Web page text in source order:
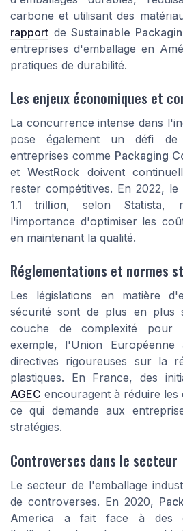
carbone et utilisant des
rapport deSustainable
entreprises d'emballage en
pratiques de durabilité.
Les enjeux économiques et
La concurrence intense dans
pose également un défi de
entreprises comme Packaging
etWestRock doivent
rester compétitives. En 2022,
1.1 trillion, selonStatista,
l'importance d'optimiser les
en maintenant la qualité.
Réglementations et normes
Les législations en matière
sécurité sont de plus en plus
couche de complexité pour
exemple, l'Union
directives rigoureuses sur la
plastiques. En France, des
AGEC encouragent à réduire les
ce qui demande aux
stratégies.
Controverses dans le secteur
Le secteur de l'emballage
de controverses. En 2020,
America a fait face à des